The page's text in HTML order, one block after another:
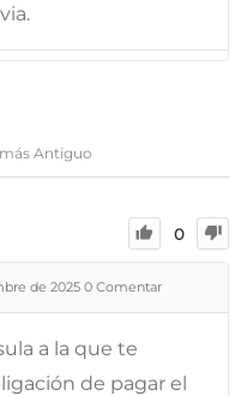
Antiguo
0
de 2025 0 Comentar
a la que te
de pagar el